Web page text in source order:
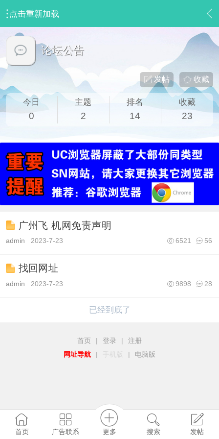
点击重新加载
› 站务讨论区 › 论坛公告
论坛公告
收藏
发帖
今日
0
主题
2
排名
14
收藏
23
广州飞 机网免责声明
admin 2023-7-23 56
6521
找回网址
admin 2023-7-23 28
9898
已经到底了
首页 | 登录 |
注册
网址导航
| 手机版 | 电脑版
首页 广告联系 更多 搜索 发帖